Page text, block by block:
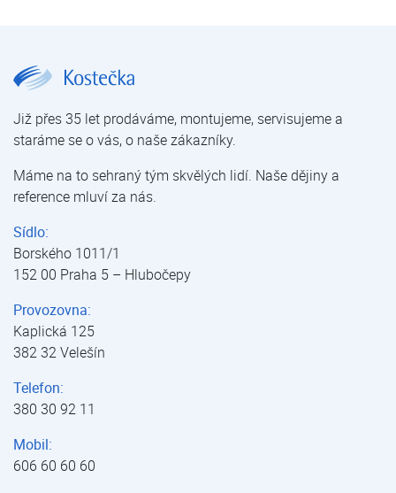
Již přes 35 let prodáváme, montujeme, servisujeme a
staráme se o vás, o naše zákazníky.
Máme na to sehraný tým skvělých lidí. Naše dějiny a
reference mluví za nás.
Sídlo:
Borského 1011/1
152 00 Praha 5 – Hlubočepy
Provozovna:
Kaplická 125
382 32 Velešín
Telefon:
380 30 92 11
Mobil:
606 60 60 60